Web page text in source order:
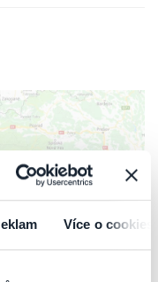
Více o cookies